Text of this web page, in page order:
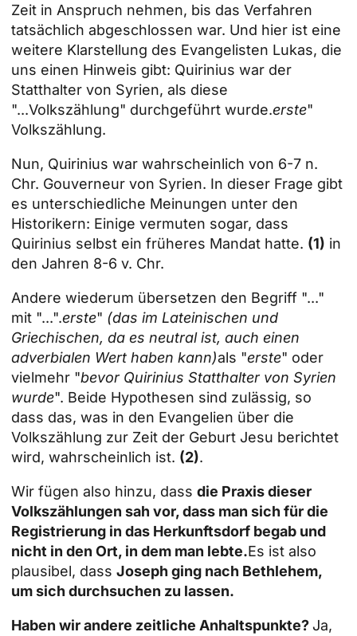
Zeit in Anspruch nehmen, bis das Verfahren
tatsächlich abgeschlossen war. Und hier ist eine
weitere Klarstellung des Evangelisten Lukas, die
uns einen Hinweis gibt: Quirinius war der
Statthalter von Syrien, als diese
"...Volkszählung" durchgeführt wurde.erste"
Volkszählung.
Nun, Quirinius war wahrscheinlich von 6-7 n.
Chr. Gouverneur von Syrien. In dieser Frage gibt
es unterschiedliche Meinungen unter den
Historikern: Einige vermuten sogar, dass
Quirinius selbst ein früheres Mandat hatte. (1) in
den Jahren 8-6 v. Chr.
Andere wiederum übersetzen den Begriff "..."
mit "...".erste" (das im Lateinischen und
Griechischen, da es neutral ist, auch einen
adverbialen Wert haben kann)als "erste" oder
vielmehr "bevor Quirinius Statthalter von Syrien
wurde". Beide Hypothesen sind zulässig, so
dass das, was in den Evangelien über die
Volkszählung zur Zeit der Geburt Jesu berichtet
wird, wahrscheinlich ist. (2).
Wir fügen also hinzu, dass die Praxis dieser
Volkszählungen sah vor, dass man sich für die
Registrierung in das Herkunftsdorf begab und
nicht in den Ort, in dem man lebte.Es ist also
plausibel, dass Joseph ging nach Bethlehem,
um sich durchsuchen zu lassen.
Haben wir andere zeitliche Anhaltspunkte?Ja,